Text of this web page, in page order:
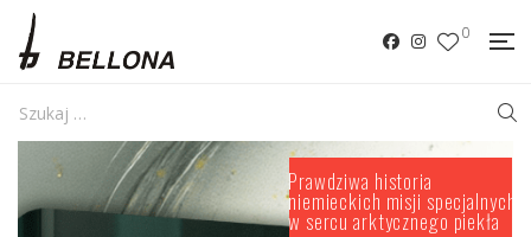
0
Prawdziwa historia
niemieckich misji specjalnych
w sercu arktycznego piekła